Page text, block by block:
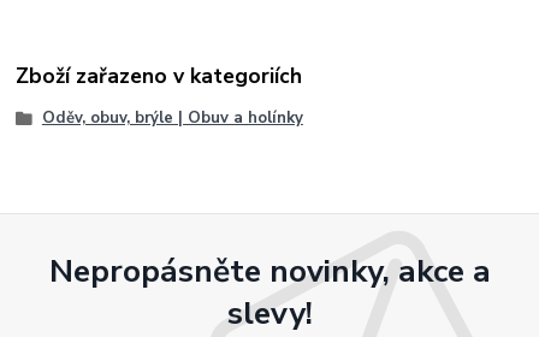
Zboží zařazeno v kategoriích
Oděv, obuv, brýle | Obuv a holínky
Nepropásněte novinky, akce a
slevy!